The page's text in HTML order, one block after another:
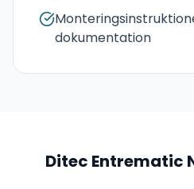
dokumentation
Ditec Entrematic